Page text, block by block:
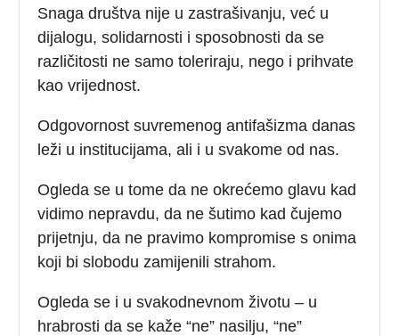
Snaga društva nije u zastrašivanju, već u
dijalogu, solidarnosti i sposobnosti da se
različitosti ne samo toleriraju, nego i prihvate
kao vrijednost.
Odgovornost suvremenog antifašizma danas
leži u institucijama, ali i u svakome od nas.
Ogleda se u tome da ne okrećemo glavu kad
vidimo nepravdu, da ne šutimo kad čujemo
prijetnju, da ne pravimo kompromise s onima
koji bi slobodu zamijenili strahom.
Ogleda se i u svakodnevnom životu – u
hrabrosti da se kaže “ne” nasilju, “ne”